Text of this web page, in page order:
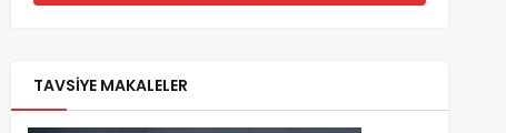
TAVSİYE MAKALELER